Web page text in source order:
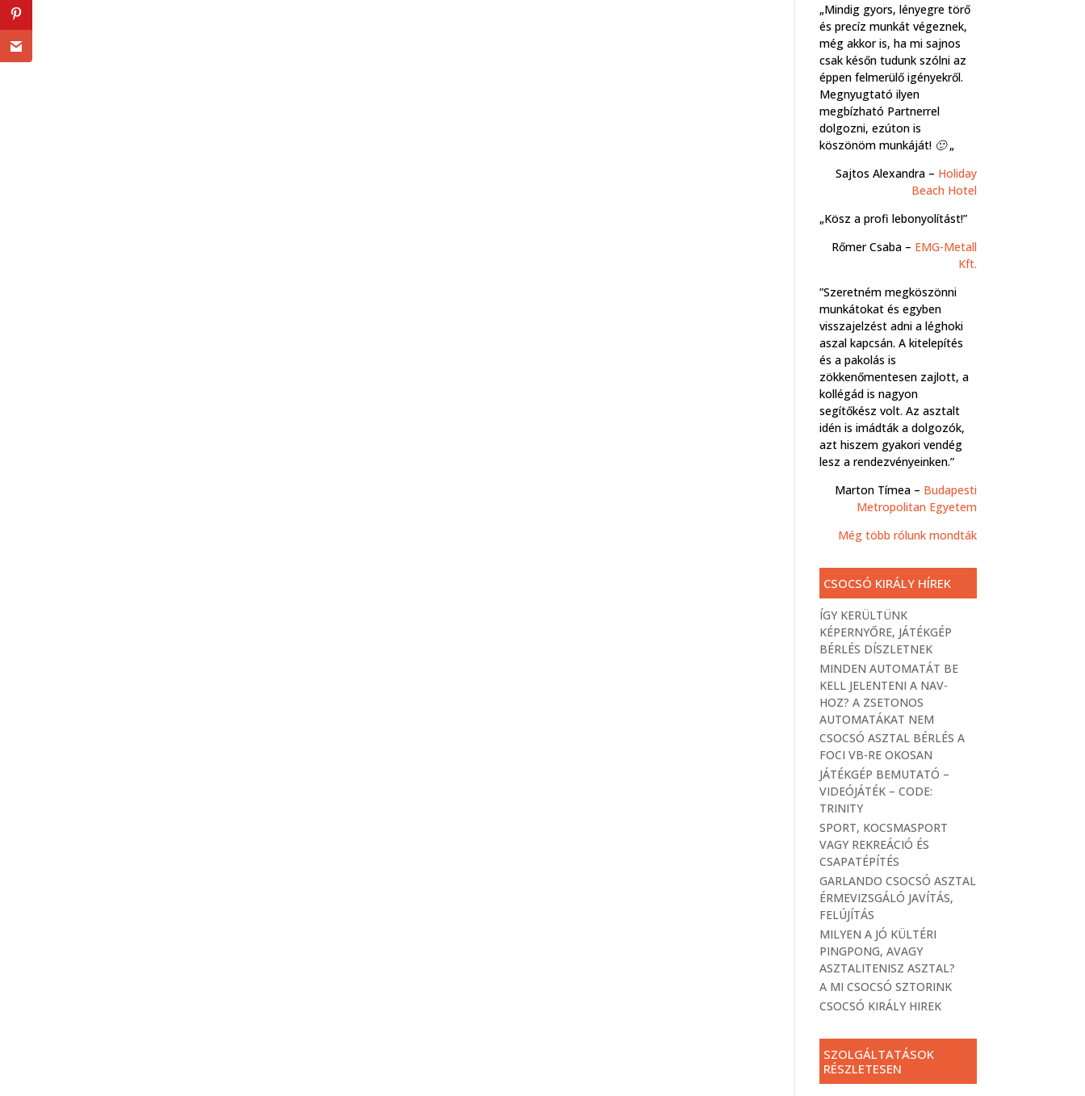
„Mindig gyors, lényegre törő
és precíz munkát végeznek,
még akkor is, ha mi sajnos
csak későn tudunk szólni az
éppen felmerülő igényekről.
Megnyugtató ilyen
megbízható Partnerrel
dolgozni, ezúton is
köszönöm munkáját! 🙂 „
Sajtos Alexandra – Holiday
Beach Hotel
„Kösz a profi lebonyolítást!”
Rőmer Csaba – EMG-Metall
Kft.
”Szeretném megköszönni
munkátokat és egyben
visszajelzést adni a léghoki
aszal kapcsán. A kitelepítés
és a pakolás is
zökkenőmentesen zajlott, a
kollégád is nagyon
segítőkész volt. Az asztalt
idén is imádták a dolgozók,
azt hiszem gyakori vendég
lesz a rendezvényeinken.”
Marton Tímea – Budapesti
Metropolitan Egyetem
Még több rólunk mondták
CSOCSÓ KIRÁLY HÍREK
ÍGY KERÜLTÜNK
KÉPERNYŐRE, JÁTÉKGÉP
BÉRLÉS DÍSZLETNEK
MINDEN AUTOMATÁT BE
KELL JELENTENI A NAV-
HOZ? A ZSETONOS
AUTOMATÁKAT NEM
CSOCSÓ ASZTAL BÉRLÉS A
FOCI VB-RE OKOSAN
JÁTÉKGÉP BEMUTATÓ –
VIDEÓJÁTÉK – CODE:
TRINITY
SPORT, KOCSMASPORT
VAGY REKREÁCIÓ ÉS
CSAPATÉPÍTÉS
GARLANDO CSOCSÓ ASZTAL
ÉRMEVIZSGÁLÓ JAVÍTÁS,
FELÚJÍTÁS
MILYEN A JÓ KÜLTÉRI
PINGPONG, AVAGY
ASZTALITENISZ ASZTAL?
A MI CSOCSÓ SZTORINK
CSOCSÓ KIRÁLY HIREK
SZOLGÁLTATÁSOK
RÉSZLETESEN